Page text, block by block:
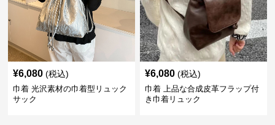
¥6,080 (税込)
巾着 光沢素材の巾着型リュック
サック
¥6,080 (税込)
巾着 上品な合成皮革フラップ付
き巾着リュック